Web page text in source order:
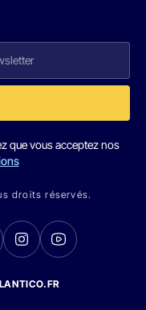
que vous acceptez nos
droits réservés.